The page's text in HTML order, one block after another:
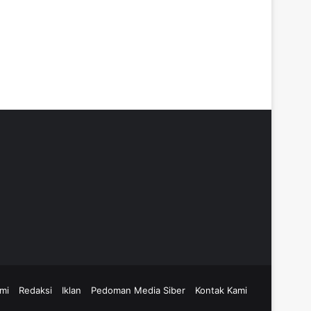
Redaksi Iklan Pedoman Media Siber Kontak Kami